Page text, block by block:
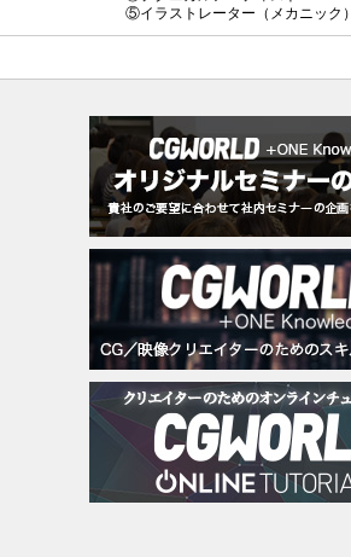
⑤イラストレーター（メカニック）